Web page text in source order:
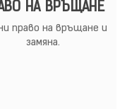
НА ВРЪЩАНЕ
право на връщане и
замяна.